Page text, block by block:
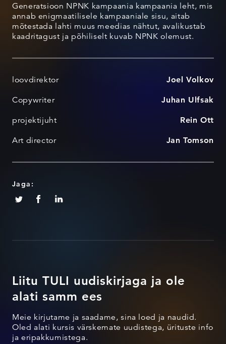
Generatsioon NPNK kampaania kampaania leht, mis
annab enigmaatilisele kampaaniale sisu, aitab
mõtestada lahti muus meedias nähtut, avalikustab
kaadritagust ja põhiliselt kuvab NPNK olemust.
loovdirektor Joel Volkov
Copywriter Juhan Ulfsak
projektijuht Rein Ott
Art director Jan Tomson
Jaga:
Liitu TULI uudiskirjaga ja ole
alati samm ees
Meie kirjutame ja saadame, sina loed ja naudid.
Oled alati kursis värskemate uudistega, ürituste info
ja eripakkumistega.